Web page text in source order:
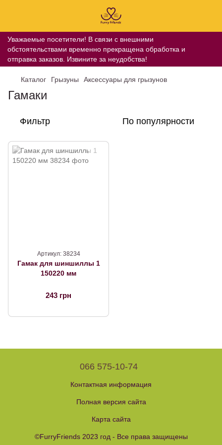
Уважаемые посетители! В связи с внешними
обстоятельствами временно прекращена обработка и
отправка заказов. Извините за неудобства!
Каталог Грызуны Аксессуары для грызунов
Гамаки
Фильтр По популярности
Артикул: 38234
Гамак для шиншиллы 1
150220 мм
243 грн
066 575-10-74
Контактная информация
Полная версия сайта
Карта сайта
©FurryFriends 2023 год - Все права защищены